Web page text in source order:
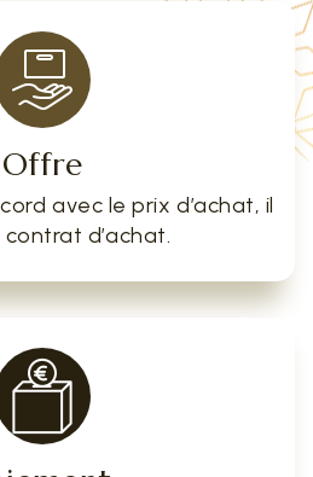
Offre
avec le prix d’achat, il
d’achat.